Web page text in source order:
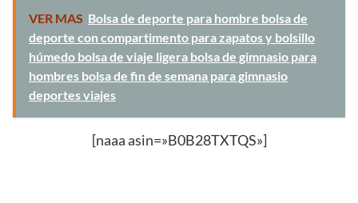
VER MAS Bolsa de deporte para hombre bolsa de
deporte con compartimento para zapatos y bolsillo
húmedo bolsa de viaje ligera bolsa de gimnasio para
hombres bolsa de fin de semana para gimnasio
deportes viajes
[naaa asin=»B0B28TXTQS»]